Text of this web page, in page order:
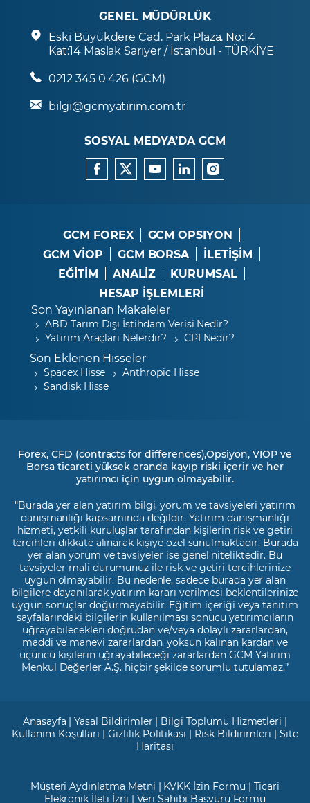
GENEL MÜDÜRLÜK
Eski Büyükdere Cad. Park Plaza. No:14
Kat:14 Maslak Sarıyer / İstanbul - TÜRKİYE
0212 345 0 426 (GCM)
bilgi@gcmyatirim.com.tr
SOSYAL MEDYA’DA GCM
GCM FOREX
GCM OPSIYON
GCM VİOP
GCM BORSA
İLETİŞİM
EĞİTİM
ANALİZ
KURUMSAL
HESAP İŞLEMLERİ
Son Yayınlanan Makaleler
ABD Tarım Dışı İstihdam Verisi Nedir?
Yatırım Araçları Nelerdir?
CPI Nedir?
Son Eklenen Hisseler
Spacex Hisse
Anthropic Hisse
Sandisk Hisse
Forex, CFD (contracts for differences),Opsiyon, VİOP ve
Borsa ticareti yüksek oranda kayıp riski içerir ve her
yatırımcı için uygun olmayabilir.
"Burada yer alan yatırım bilgi, yorum ve tavsiyeleri yatırım
danışmanlığı kapsamında değildir. Yatırım danışmanlığı
hizmeti, yetkili kuruluşlar tarafından kişilerin risk ve getiri
tercihleri dikkate alınarak kişiye özel sunulmaktadır. Burada
yer alan yorum ve tavsiyeler ise genel niteliktedir. Bu
tavsiyeler mali durumunuz ile risk ve getiri tercihlerinize
uygun olmayabilir. Bu nedenle, sadece burada yer alan
bilgilere dayanılarak yatırım kararı verilmesi beklentilerinize
uygun sonuçlar doğurmayabilir. Eğitim içeriği veya tanıtım
sayfalarındaki bilgilerin kullanılması sonucu yatırımcıların
uğrayabilecekleri doğrudan ve/veya dolaylı zararlardan,
maddi ve manevi zararlardan, yoksun kalınan kardan ve
üçüncü kişilerin uğrayabileceği zararlardan GCM Yatırım
Menkul Değerler A.Ş. hiçbir şekilde sorumlu tutulamaz.”
Anasayfa |Yasal Bildirimler | Bilgi Toplumu Hizmetleri |
Kullanım Koşulları |Gizlilik Politikası | Risk Bildirimleri |Site
Haritası
Müşteri Aydınlatma Metni | KVKK İzin Formu | Ticari
Elekronik İleti İzni | Veri Sahibi Başvuru Formu